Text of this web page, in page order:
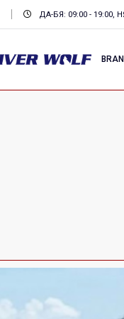
ДА-БЯ: 09:00 - 19:00,